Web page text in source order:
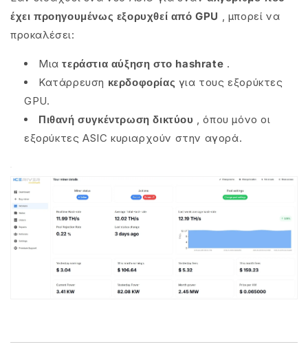
έχει προηγουμένως εξορυχθεί από GPU , μπορεί να
προκαλέσει:
Μιατεράστια αύξηση στο hashrate .
Κατάρρευση κερδοφορίας για τους εξορύκτες
GPU.
Πιθανή συγκέντρωση δικτύου , όπου μόνο οι
εξορύκτες ASIC κυριαρχούν στην αγορά.